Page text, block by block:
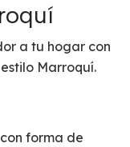
a tu hogar con
Marroquí.
forma de